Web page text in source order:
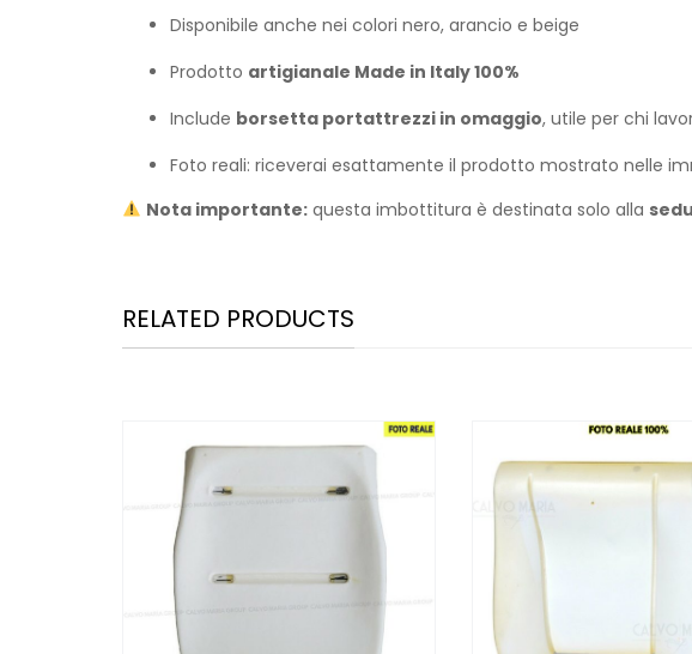
Disponibile anche nei colori nero, arancio e beige
Prodotto artigianale Made in Italy 100%
Include borsetta portattrezzi in omaggio, utile per chi
Foto reali: riceverai esattamente il prodotto mostrato nelle
Nota importante:questa imbottitura è destinata solo alla
RELATED PRODUCTS